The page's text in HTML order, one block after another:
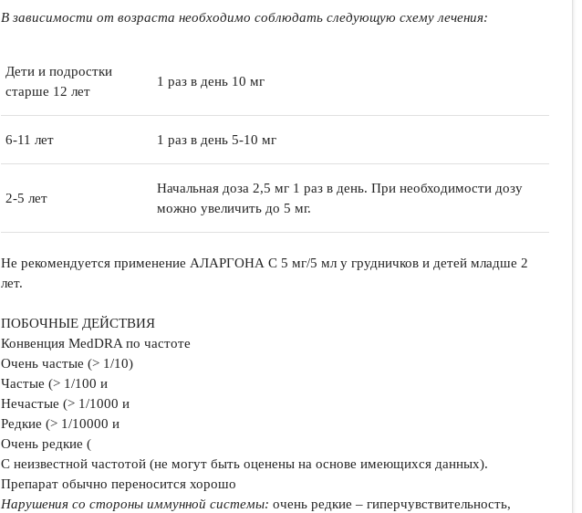
В зависимости от возраста необходимо соблюдать следующую схему лечения:
Дети и подростки
старше 12 лет
1 раз в день 10 мг
6-11 лет 1 раз в день 5-10 мг
2-5 лет
Начальная доза 2,5 мг 1 раз в день. При необходимости дозу
можно увеличить до 5 мг.
Не рекомендуется применение АЛАРГОНА С 5 мг/5 мл у грудничков и детей младше 2
лет.
ПОБОЧНЫЕ ДЕЙСТВИЯ
Конвенция MedDRA по частоте
Очень частые (> 1/10)
Частые (> 1/100 и
Нечастые (> 1/1000 и
Редкие (> 1/10000 и
Очень редкие (
С неизвестной частотой (не могут быть оценены на основе имеющихся данных).
Препарат обычно переносится хорошо
Нарушения со стороны иммунной системы: очень редкие – гиперчувствительность,